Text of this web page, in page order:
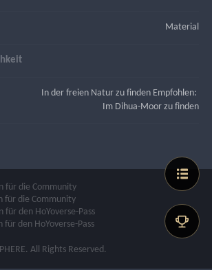
Material
In der freien Natur zu finden Empfohlen:
Im Dihua-Moor zu finden
für die Community
für die Community
den HoYoverse-Pass
für den HoYoverse-Pass
All Rights Reserved.